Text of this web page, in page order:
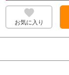
お気に入り